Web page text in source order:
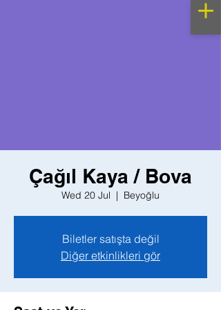
Çağıl Kaya / Bova
Wed 20 Jul
  |
Beyoğlu
Biletler satışta değil
Diğer etkinlikleri gör